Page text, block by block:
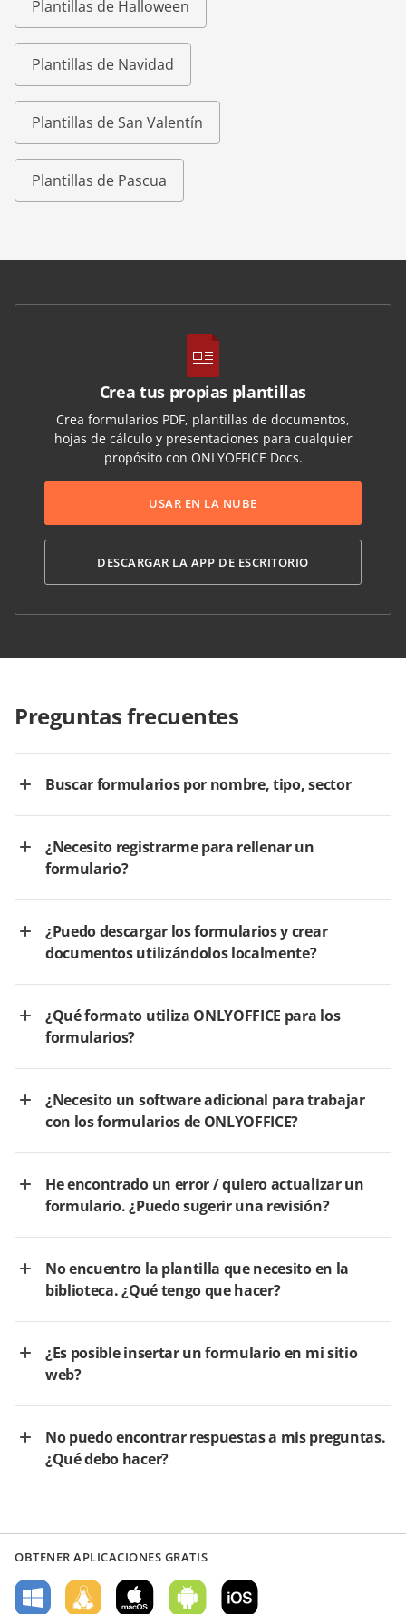
Plantillas de Halloween
Plantillas de Navidad
Plantillas de San Valentín
Plantillas de Pascua
Crea tus propias plantillas
Crea formularios PDF, plantillas de documentos,
hojas de cálculo y presentaciones para cualquier
propósito con ONLYOFFICE Docs.
USAR EN LA NUBE
DESCARGAR LA APP DE ESCRITORIO
Preguntas frecuentes
Buscar formularios por nombre, tipo, sector
¿Necesito registrarme para rellenar un
formulario?
¿Puedo descargar los formularios y crear
documentos utilizándolos localmente?
¿Qué formato utiliza ONLYOFFICE para los
formularios?
¿Necesito un software adicional para trabajar
con los formularios de ONLYOFFICE?
He encontrado un error / quiero actualizar un
formulario. ¿Puedo sugerir una revisión?
No encuentro la plantilla que necesito en la
biblioteca. ¿Qué tengo que hacer?
¿Es posible insertar un formulario en mi sitio
web?
No puedo encontrar respuestas a mis preguntas.
¿Qué debo hacer?
OBTENER APLICACIONES GRATIS